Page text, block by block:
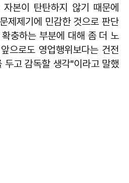
본이 탄탄하지 않기 때문에
제제기에 민감한 것으로 판단
충하는 부분에 대해 좀 더 노
으로도 영업행위보다는 건전
두고 감독할 생각"이라고 말했